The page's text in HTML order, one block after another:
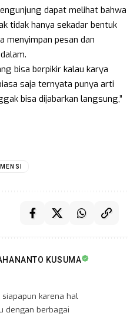
dapat melihat bahwa
tidak hanya sekadar bentuk
menyimpan pesan dan
bisa berpikir kalau karya
saja ternyata punya arti
bisa dijabarkan langsung,”
KUSUMA
siapapun karena hal
dengan berbagai